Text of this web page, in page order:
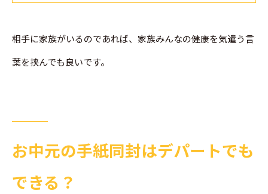
相手に家族がいるのであれば、家族みんなの健康を気遣う言
葉を挟んでも良いです。
お中元の手紙同封はデパートでも
できる？